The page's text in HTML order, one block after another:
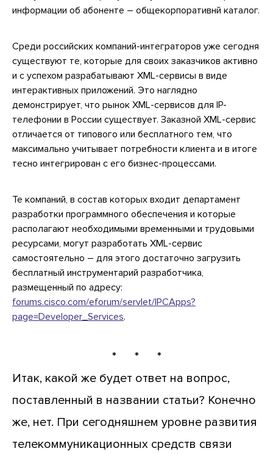
информации об абоненте – общекорпоративнй каталог.
Среди российских компаний-интеграторов уже сегодня
существуют те, которые для своих заказчиков активно
и с успехом разрабатывают XML-сервисы в виде
интерактивных приложений. Это наглядно
демонстрирует, что рынок XML-сервисов для IP-
телефонии в России существует. Заказной XML-сервис
отличается от типового или бесплатного тем, что
максимально учитывает потребности клиента и в итоге
тесно интегрирован с его бизнес-процессами.
Те компаний, в состав которых входит департамент
разработки программного обеспечения и которые
располагают необходимыми временными и трудовыми
ресурсами, могут разработать XML-сервис
самостоятельно – для этого достаточно загрузить
бесплатный инструментарий разработчика,
размещенный по адресу:
forums.cisco.com/eforum/servlet/IPCApps?
page=Developer_Services.
* * *
Итак, какой же будет ответ на вопрос,
поставленный в названии статьи? Конечно
же, нет. При сегодняшнем уровне развития
телекоммуникационных средств связи